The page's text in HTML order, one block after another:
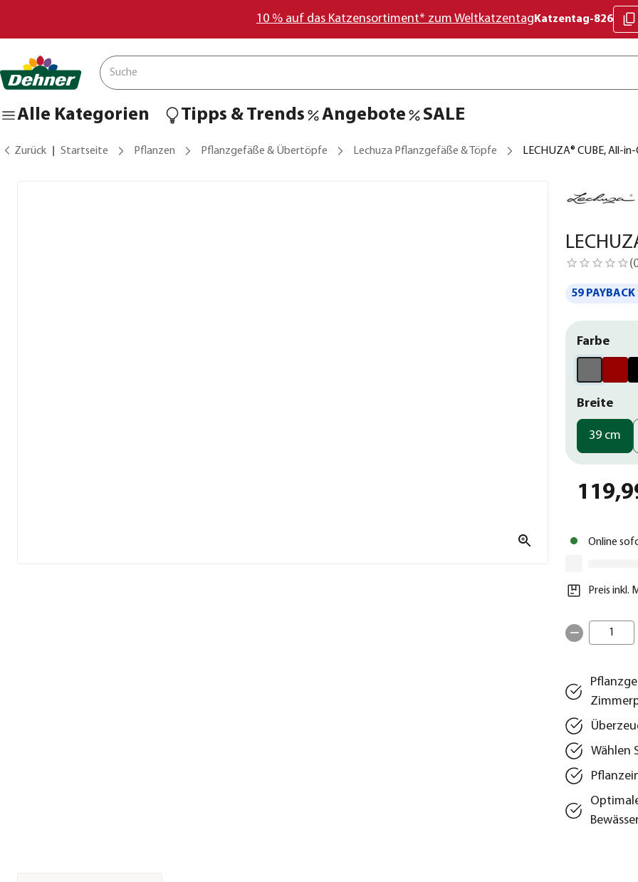
10 % auf das Katzensortiment* zum Weltkatzentag Katzentag-826
Alle Kategorien Tipps & Trends Angebote SALE
Zurück Startseite Pflanzen Pflanzgefäße & Übertöpfe Lechuza Pflanzgefäße & Töpfe LECHUZA® CUBE, All-
(
59
Farbe
Breite
39 cm
Online
Preis inkl.
1
Wählen